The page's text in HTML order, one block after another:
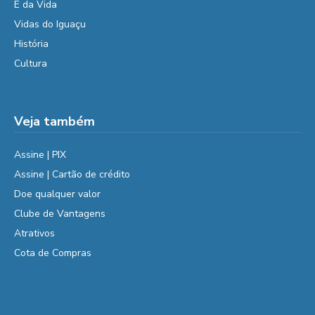
É da Vida
Vidas do Iguaçu
História
Cultura
Veja também
Assine | PIX
Assine | Cartão de crédito
Doe qualquer valor
Clube de Vantagens
Atrativos
Cota de Compras